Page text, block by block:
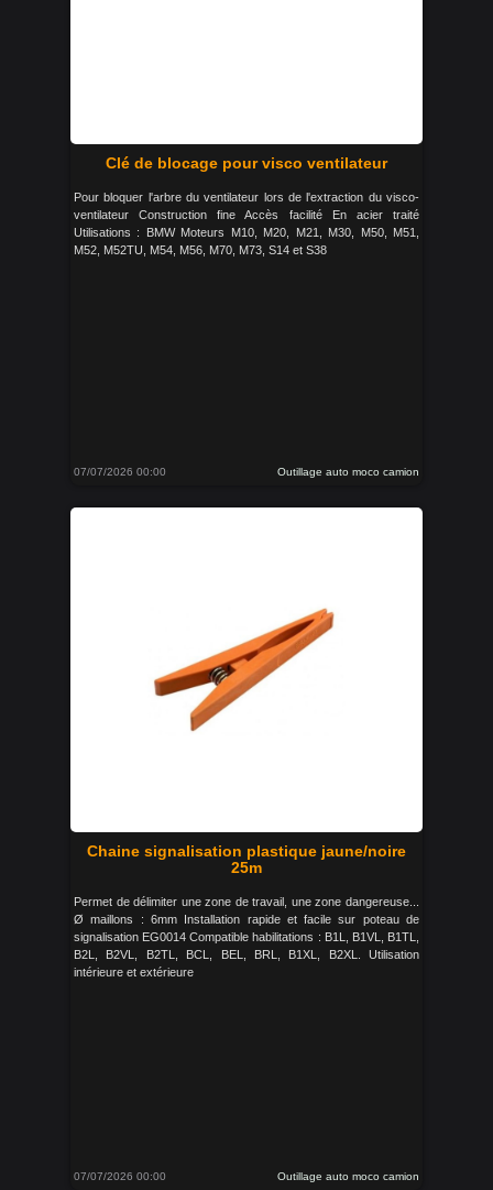
Clé de blocage pour visco ventilateur
Pour bloquer l'arbre du ventilateur lors de l'extraction du visco-
ventilateur Construction fine Accès facilité En acier traité
Utilisations : BMW Moteurs M10, M20, M21, M30, M50, M51,
M52, M52TU, M54, M56, M70, M73, S14 et S38
07/07/2026 00:00 Outillage auto moco camion
Chaine signalisation plastique jaune/noire
25m
Permet de délimiter une zone de travail, une zone dangereuse...
Ø maillons : 6mm Installation rapide et facile sur poteau de
signalisation EG0014 Compatible habilitations : B1L, B1VL, B1TL,
B2L, B2VL, B2TL, BCL, BEL, BRL, B1XL, B2XL. Utilisation
intérieure et extérieure
07/07/2026 00:00 Outillage auto moco camion